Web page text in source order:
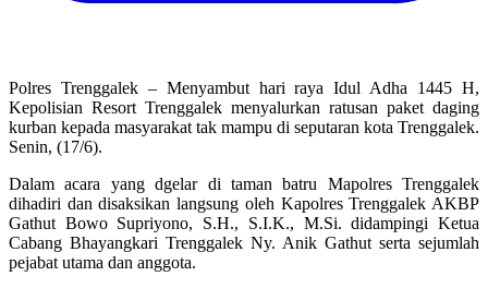
Polres Trenggalek – Menyambut hari raya Idul Adha 1445 H,
Kepolisian Resort Trenggalek menyalurkan ratusan paket daging
kurban kepada masyarakat tak mampu di seputaran kota Trenggalek.
Senin, (17/6).
Dalam acara yang dgelar di taman batru Mapolres Trenggalek
dihadiri dan disaksikan langsung oleh Kapolres Trenggalek AKBP
Gathut Bowo Supriyono, S.H., S.I.K., M.Si. didampingi Ketua
Cabang Bhayangkari Trenggalek Ny. Anik Gathut serta sejumlah
pejabat utama dan anggota.